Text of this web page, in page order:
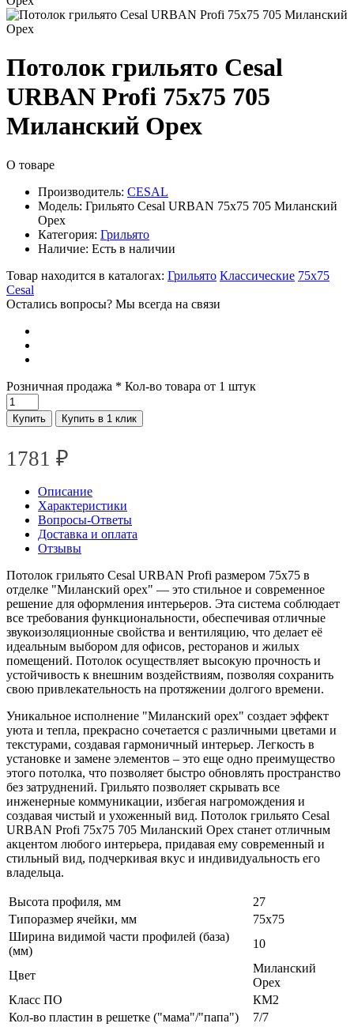
Потолок грильято Cesal
URBAN Profi 75x75 705
Миланский Орех
О товаре
Производитель: CESAL
Модель: Грильято Cesal URBAN 75x75 705 Миланский
Орех
Категория: Грильято
Наличие: Есть в наличии
Товар находится в каталогах: Грильято Классические 75х75
Cesal
Остались вопросы? Мы всегда на связи
Розничная продажа * Кол-во товара от 1 штук
Купить Купить в 1 клик
1781 ₽
Описание
Характеристики
Вопросы-Ответы
Доставка и оплата
Отзывы
Потолок грильято Cesal URBAN Profi размером 75x75 в
отделке "Миланский орех" — это стильное и современное
решение для оформления интерьеров. Эта система соблюдает
все требования функциональности, обеспечивая отличные
звукоизоляционные свойства и вентиляцию, что делает её
идеальным выбором для офисов, ресторанов и жилых
помещений. Потолок осуществляет высокую прочность и
устойчивость к внешним воздействиям, позволяя сохранить
свою привлекательность на протяжении долгого времени.
Уникальное исполнение "Миланский орех" создает эффект
уюта и тепла, прекрасно сочетается с различными цветами и
текстурами, создавая гармоничный интерьер. Легкость в
установке и замене элементов – это еще одно преимущество
этого потолка, что позволяет быстро обновлять пространство
без затруднений. Грильято позволяет скрывать все
инженерные коммуникации, избегая нагромождения и
создавая чистый и ухоженный вид. Потолок грильято Cesal
URBAN Profi 75x75 705 Миланский Орех станет отличным
акцентом любого интерьера, придавая ему современный и
стильный вид, подчеркивая вкус и индивидуальность его
владельца.
Высота профиля, мм
27
Типоразмер ячейки, мм
75х75
Ширина видимой части профилей (база)
(мм)
10
Цвет
Миланский
Орех
Класс ПО
КМ2
Кол-во пластин в решетке ("мама"/"папа")
7/7